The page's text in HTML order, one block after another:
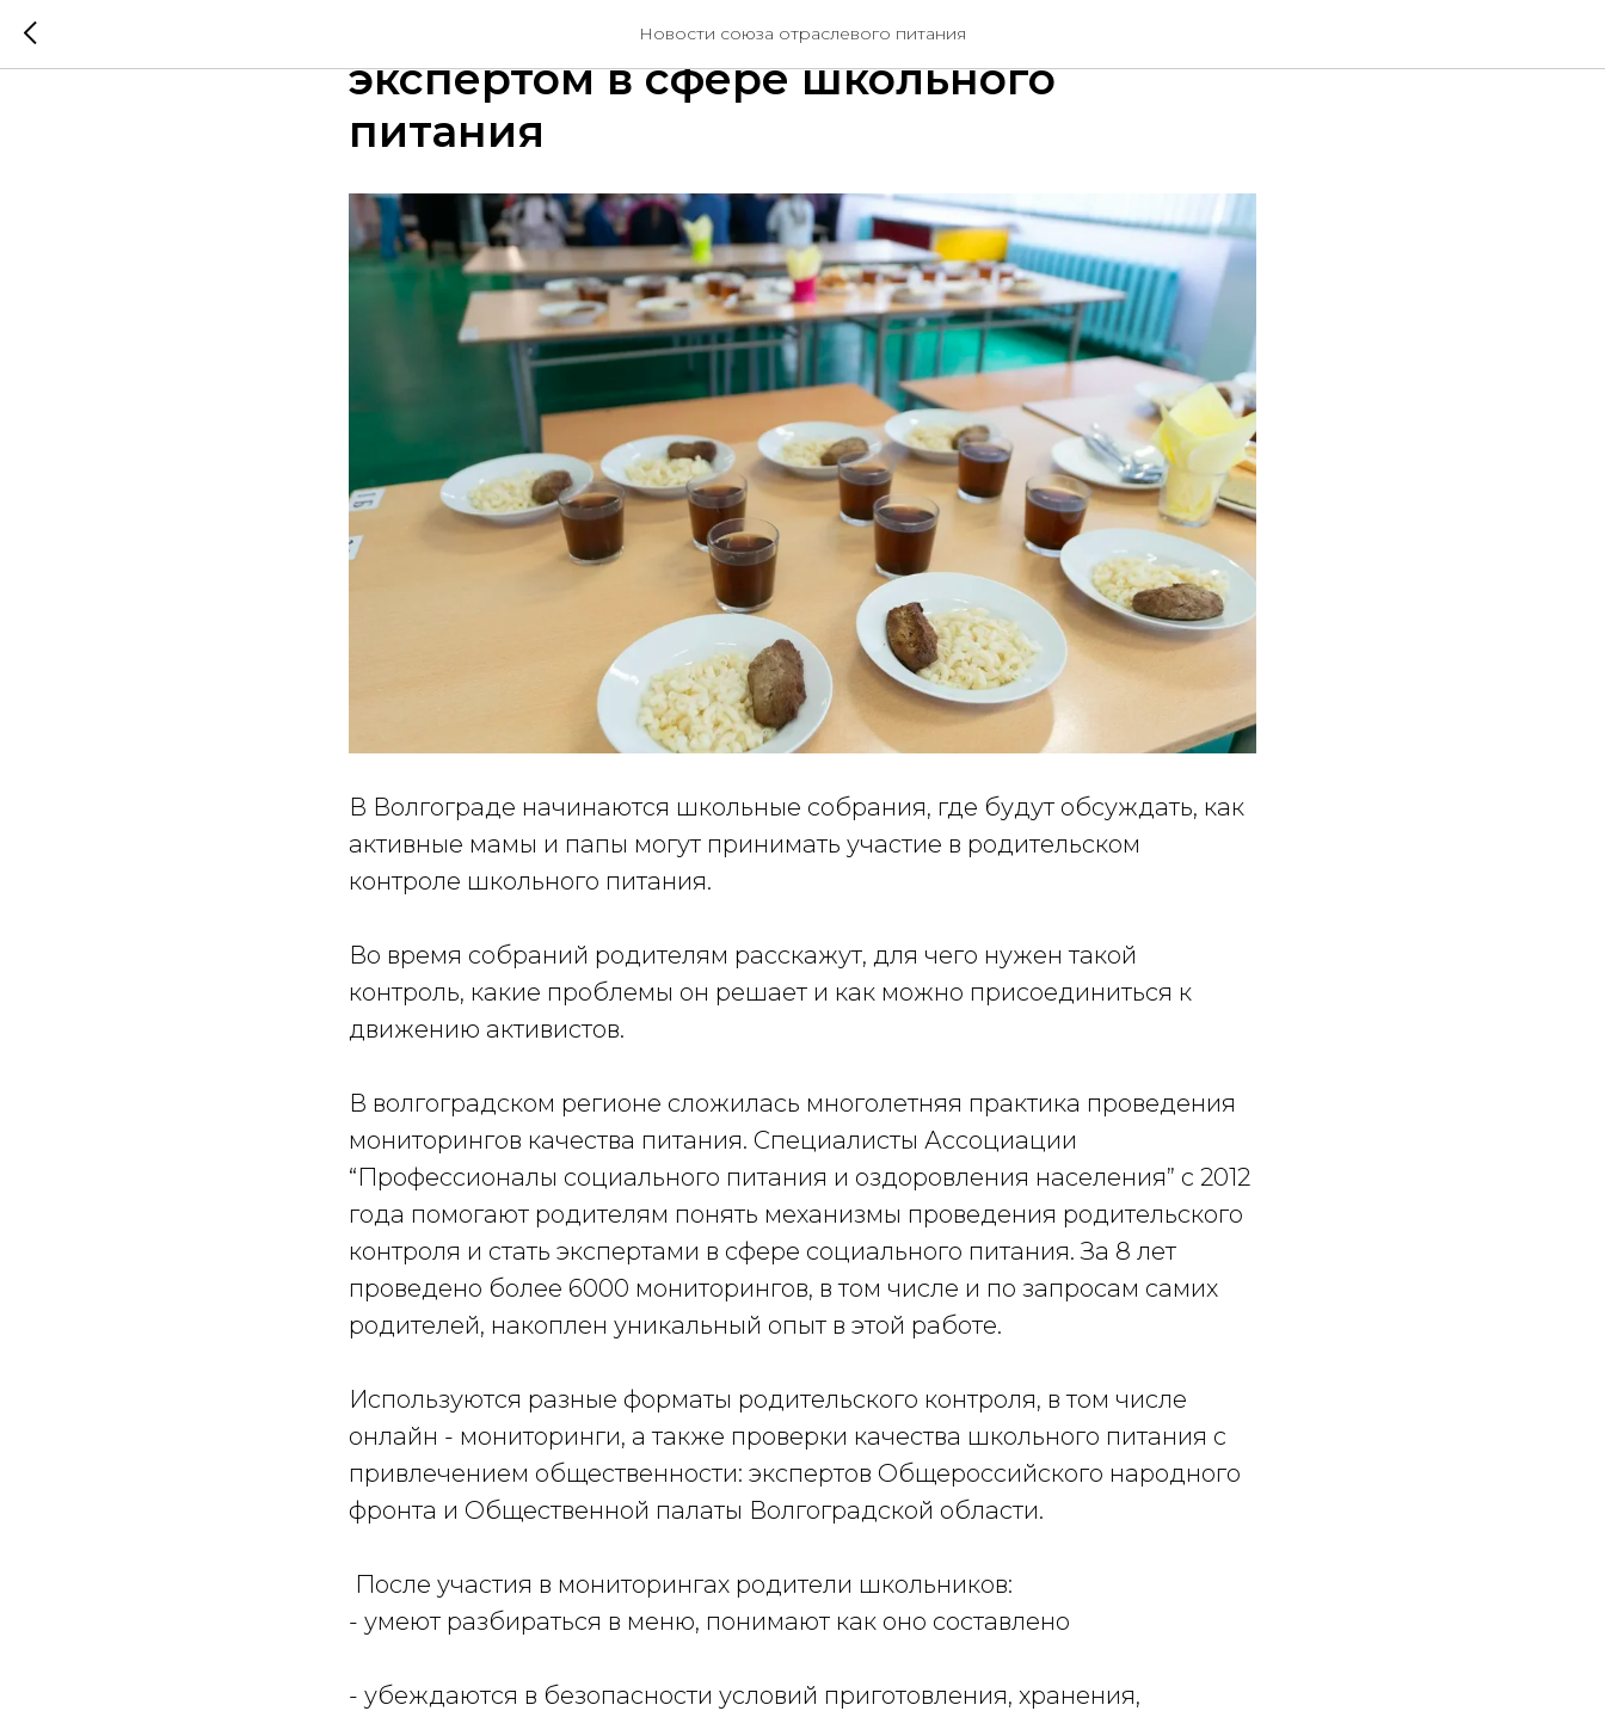
Новости союза отраслевого питания
Родительский контроль или как стать
экспертом в сфере школьного
питания
В Волгограде начинаются школьные собрания, где будут обсуждать, как
активные мамы и папы могут принимать участие в родительском
контроле школьного питания.
Во время собраний родителям расскажут, для чего нужен такой
контроль, какие проблемы он решает и как можно присоединиться к
движению активистов.
В волгоградском регионе сложилась многолетняя практика проведения
мониторингов качества питания. Специалисты Ассоциации
“Профессионалы социального питания и оздоровления населения” с 2012
года помогают родителям понять механизмы проведения родительского
контроля и стать экспертами в сфере социального питания. За 8 лет
проведено более 6000 мониторингов, в том числе и по запросам самих
родителей, накоплен уникальный опыт в этой работе.
Используются разные форматы родительского контроля, в том числе
онлайн - мониторинги, а также проверки качества школьного питания с
привлечением общественности: экспертов Общероссийского народного
фронта и Общественной палаты Волгоградской области.
После участия в мониторингах родители школьников:
- умеют разбираться в меню, понимают как оно составлено
- убеждаются в безопасности условий приготовления, хранения,